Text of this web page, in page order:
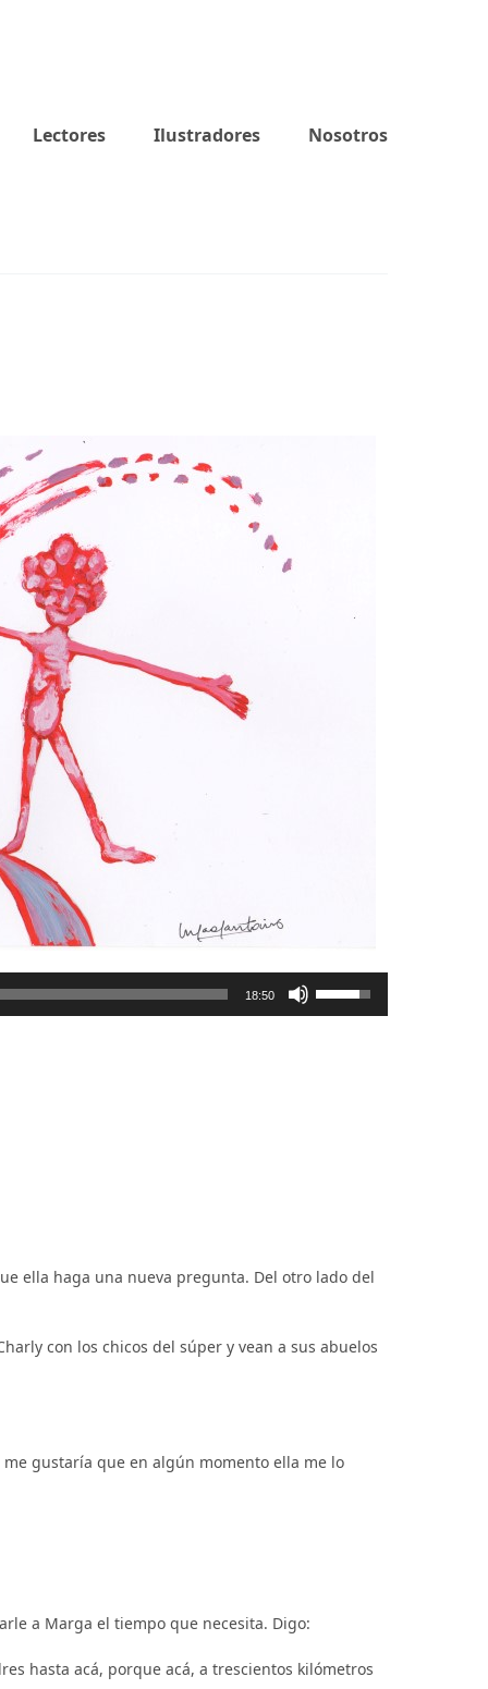
Lectores Ilustradores Nosotros
18:50
Utiliza
las
ella haga una nueva pregunta. Del otro lado del
con los chicos del súper y vean a sus abuelos
gustaría que en algún momento ella me lo
a Marga el tiempo que necesita. Digo:
hasta acá, porque acá, a trescientos kilómetros